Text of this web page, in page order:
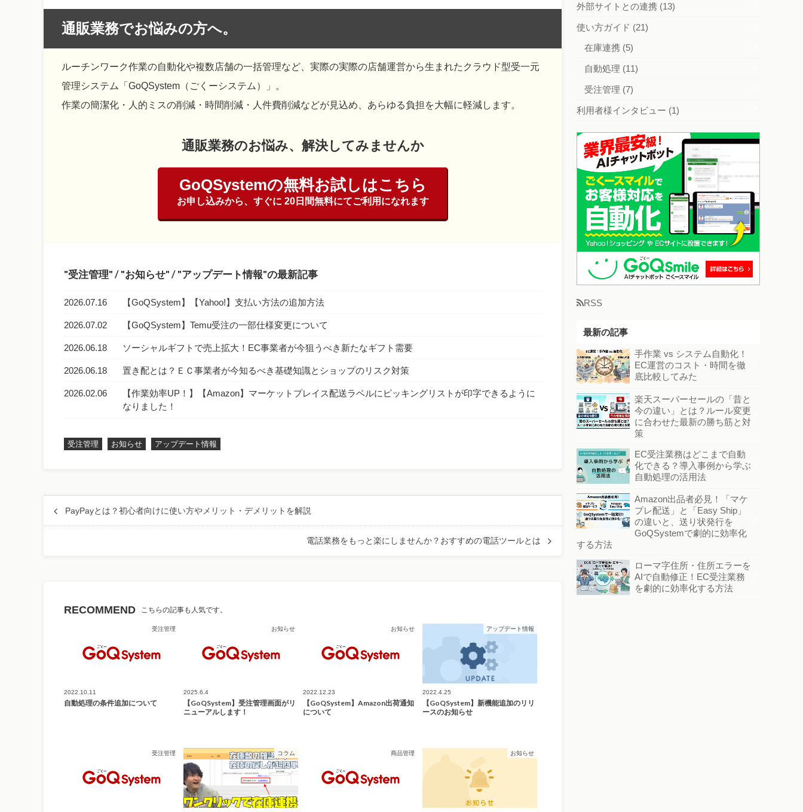
通販業務でお悩みの方へ。
ルーチンワーク作業の自動化や複数店舗の一括管理など、実際の実際の店舗運営から生まれたクラウド型受一元
管理システム「GoQSystem（ごくーシステム）」。
作業の簡潔化・人的ミスの削減・時間削減・人件費削減などが見込め、あらゆる負担を大幅に軽減します。
通販業務のお悩み、解決してみませんか
GoQSystemの無料お試しはこちら
お申し込みから、すぐに 20日間無料にてご利用になれます
受注管理 / お知らせ / アップデート情報 の最新記事
2026.07.16 【GoQSystem】【Yahoo!】支払い方法の追加方法
2026.07.02 【GoQSystem】Temu受注の一部仕様変更について
2026.06.18 ソーシャルギフトで売上拡大！EC事業者が今狙うべき新たなギフト需要
2026.06.18 置き配とは？ＥＣ事業者が今知るべき基礎知識とショップのリスク対策
2026.02.06
【作業効率UP！】【Amazon】マーケットプレイス配送ラベルにピッキングリストが印字できるように
なりました！
受注管理 お知らせ アップデート情報
PayPayとは？初心者向けに使い方やメリット・デメリットを解説
電話業務をもっと楽にしませんか？おすすめの電話ツールとは
RECOMMEND こちらの記事も人気です。
受注管理
2022.10.11
自動処理の条件追加について
お知らせ
2025.6.4
【GoQSystem】受注管理画面がリ
ニューアルします！
お知らせ
2022.12.23
【GoQSystem】Amazon出荷通知
について
アップデート情報
2022.4.25
【GoQSystem】新機能追加のリリ
ースのお知らせ
受注管理 コラム 商品管理 お知らせ
外部サイトとの連携 (13)
使い方ガイド (21)
在庫連携 (5)
自動処理 (11)
受注管理 (7)
利用者様インタビュー (1)
RSS
最新の記事
手作業 vs システム自動化！
EC運営のコスト・時間を徹
底比較してみた
楽天スーパーセールの「昔と
今の違い」とは？ルール変更
に合わせた最新の勝ち筋と対
策
EC受注業務はどこまで自動
化できる？導入事例から学ぶ
自動処理の活用法
Amazon出品者必見！「マケ
プレ配送」と「Easy Ship」
の違いと、送り状発行を
GoQSystemで劇的に効率化
する方法
ローマ字住所・住所エラーを
AIで自動修正！EC受注業務
を劇的に効率化する方法